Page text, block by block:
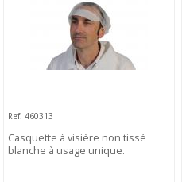
Ref. 460313
Casquette à visière non tissé
blanche à usage unique.